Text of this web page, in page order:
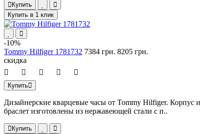
Купить
Купить в 1 клик
-10%
Tommy Hilfiger 1781732 7384 грн. 8205 грн.
скидка
Купить
Дизайнерские кварцевые часы от Tommy Hilfiger. Корпус и
браслет изготовлены из нержавеющей стали с п..
Купить